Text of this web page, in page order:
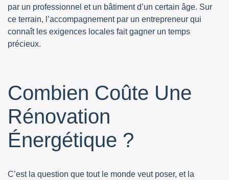
par un professionnel et un bâtiment d’un certain âge. Sur
ce terrain, l’accompagnement par un entrepreneur qui
connaît les exigences locales fait gagner un temps
précieux.
Combien Coûte Une
Rénovation
Énergétique ?
C’est la question que tout le monde veut poser, et la